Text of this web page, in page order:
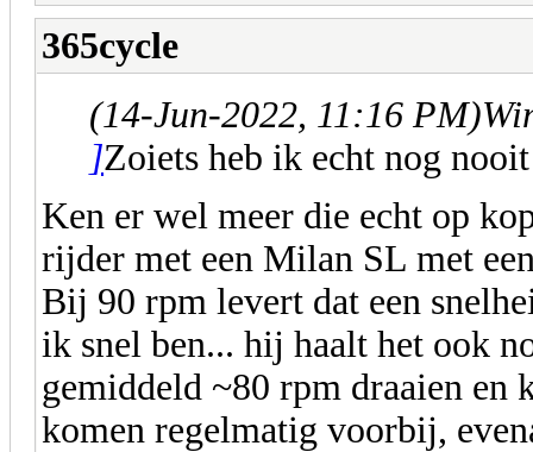
365cycle
(14-Jun-2022, 11:16 PM)
]Zoiets heb ik echt nog
Ken er wel meer die echt op
rijder met een Milan SL met
Bij 90 rpm levert dat een
ik snel ben... hij haalt het ook
gemiddeld ~80 rpm draaien en
komen regelmatig voorbij,